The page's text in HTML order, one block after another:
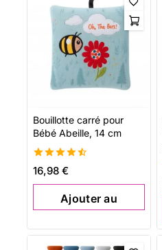
Bouillotte carré pour
Bébé Abeille, 14 cm
4.54
de 5
16,98 €
Ajouter au